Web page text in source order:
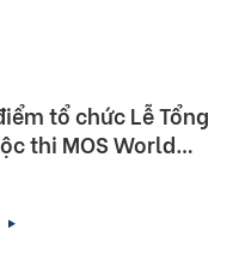
tổ chức Lễ Tổng
thi MOS World